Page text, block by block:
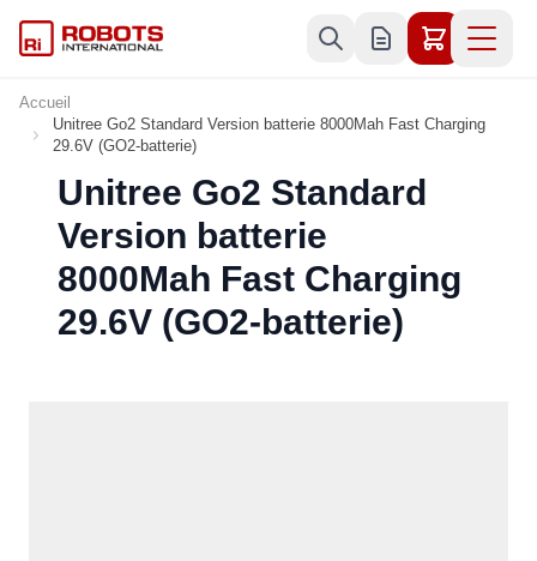
Accueil
Unitree Go2 Standard Version batterie 8000Mah Fast Charging
29.6V (GO2-batterie)
Unitree Go2 Standard
Version batterie
8000Mah Fast Charging
29.6V (GO2-batterie)